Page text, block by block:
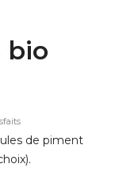
bio
de piment